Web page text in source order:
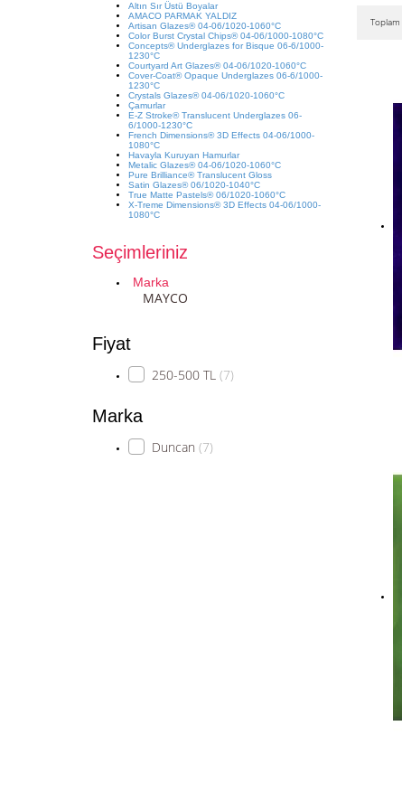
Altın Sır Üstü Boyalar
AMACO PARMAK YALDIZ
Artisan Glazes® 04-06/1020-1060°C
Color Burst Crystal Chips® 04-06/1000-1080°C
Concepts® Underglazes for Bisque 06-6/1000-
1230°C
Courtyard Art Glazes® 04-06/1020-1060°C
Cover-Coat® Opaque Underglazes 06-6/1000-
1230°C
Crystals Glazes® 04-06/1020-1060°C
Çamurlar
E-Z Stroke® Translucent Underglazes 06-
6/1000-1230°C
French Dimensions® 3D Effects 04-06/1000-
1080°C
Havayla Kuruyan Hamurlar
Metalic Glazes® 04-06/1020-1060°C
Pure Brilliance® Translucent Gloss
Satin Glazes® 06/1020-1040°C
True Matte Pastels® 06/1020-1060°C
X-Treme Dimensions® 3D Effects 04-06/1000-
1080°C
Seçimleriniz
Marka
MAYCO
Fiyat
250-500 TL (7)
Marka
Duncan (7)
Toplam